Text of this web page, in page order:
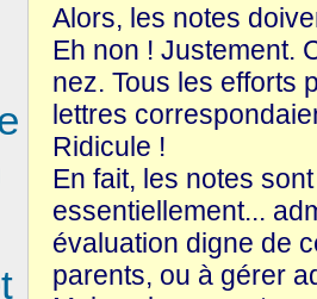
Alors, les notes
Eh non ! Justement.
nez. Tous les efforts
lettres
Ridicule !
En fait, les notes
essentiellement...
évaluation digne de
parents, ou à gérer